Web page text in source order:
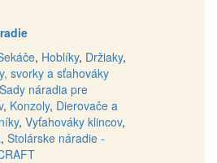
, Hoblíky, Držiaky,
svorky a sťahováky
Sady náradia pre
, Konzoly, Dierovače a
, Vyťahováky klincov,
, Stolárske náradie -